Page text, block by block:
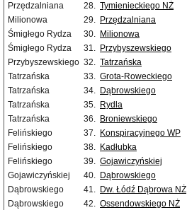
Przędzalniana
28. Tymienieckiego NŻ
Milionowa
29. Przędzalniana
Śmigłego Rydza
30. Milionowa
Śmigłego Rydza
31. Przybyszewskiego
Przybyszewskiego 32. Tatrzańska
Tatrzańska
33. Grota-Roweckiego
Tatrzańska
34. Dąbrowskiego
Tatrzańska
35. Rydla
Tatrzańska
36. Broniewskiego
Felińskiego
37. Konspiracyjnego WP
Felińskiego
38. Kadłubka
Felińskiego
39. Gojawiczyńskiej
Gojawiczyńskiej
40. Dąbrowskiego
Dąbrowskiego
41. Dw. Łódź Dąbrowa NŻ
Dąbrowskiego
42. Ossendowskiego NŻ